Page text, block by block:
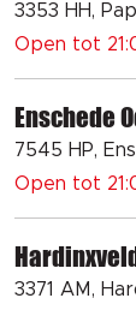
3353 HH,
Open tot
Enschede
7545 HP,
Open tot
3371 AM,